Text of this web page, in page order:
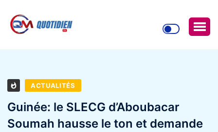
ACTUALITÉS
Guinée: le SLECG d’Aboubacar
Soumah hausse le ton et demande